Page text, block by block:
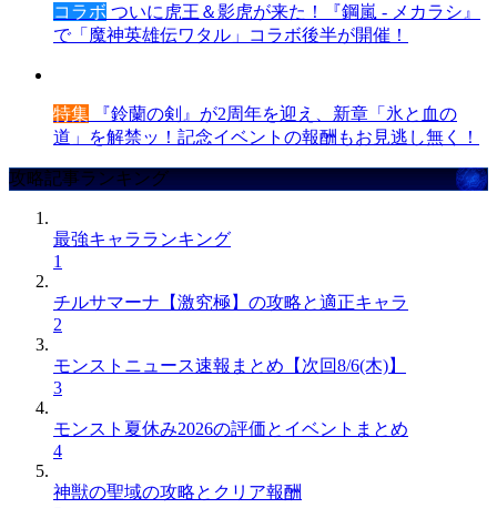
コラボ ついに虎王＆影虎が来た！『鋼嵐 - メカラシ』
で「魔神英雄伝ワタル」コラボ後半が開催！
特集 『鈴蘭の剣』が2周年を迎え、新章「氷と血の
道」を解禁ッ！記念イベントの報酬もお見逃し無く！
攻略記事ランキング
最強キャラランキング
1
チルサマーナ【激究極】の攻略と適正キャラ
2
モンストニュース速報まとめ【次回8/6(木)】
3
モンスト夏休み2026の評価とイベントまとめ
4
神獣の聖域の攻略とクリア報酬